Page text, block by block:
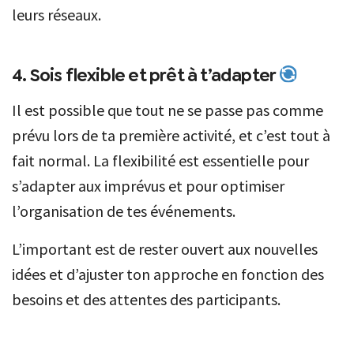
leurs réseaux.
4. Sois flexible et prêt à t’adapter
Il est possible que tout ne se passe pas comme
prévu lors de ta première activité, et c’est tout à
fait normal. La flexibilité est essentielle pour
s’adapter aux imprévus et pour optimiser
l’organisation de tes événements.
L’important est de rester ouvert aux nouvelles
idées et d’ajuster ton approche en fonction des
besoins et des attentes des participants.